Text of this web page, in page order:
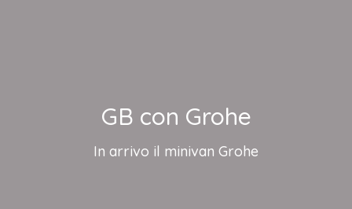
GB con Grohe
In arrivo il minivan Grohe